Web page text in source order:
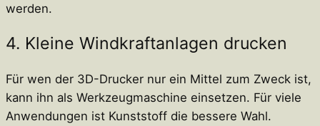
werden.
4. Kleine Windkraftanlagen drucken
Für wen der 3D-Drucker nur ein Mittel zum Zweck ist,
kann ihn als Werkzeugmaschine einsetzen. Für viele
Anwendungen ist Kunststoff die bessere Wahl.